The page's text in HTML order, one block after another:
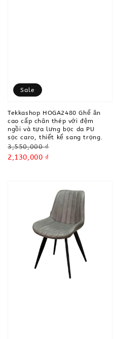
Sale
Tekkashop HOGA2480 Ghế ăn
cao cấp chân thép với đệm
ngồi và tựa lưng bọc da PU
sọc caro, thiết kế sang trọng.
Regular
price
3,550,000 ₫
Sale
2,130,000 ₫